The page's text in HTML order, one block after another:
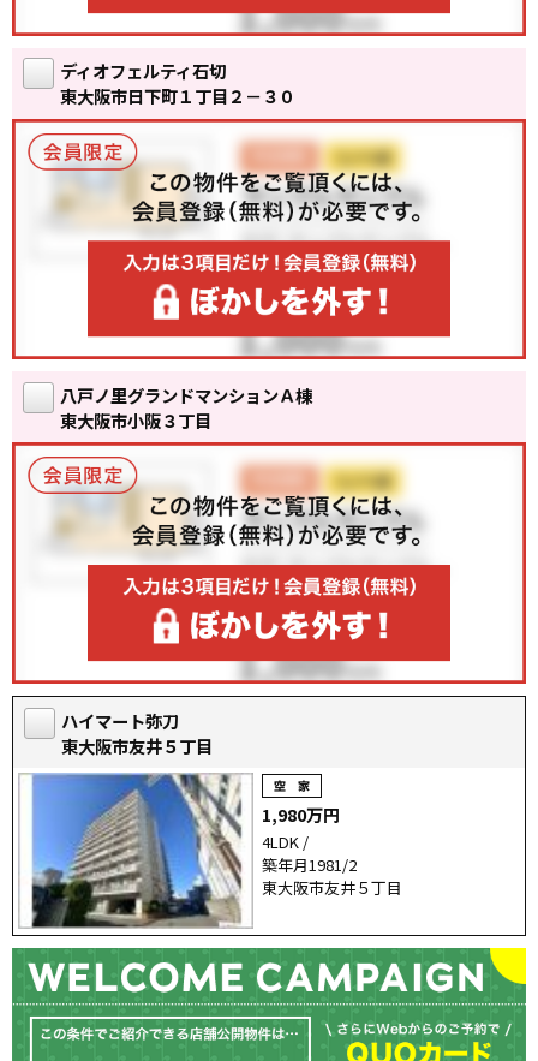
ディオフェルティ石切
東大阪市日下町１丁目２－３０
八戸ノ里グランドマンションＡ棟
東大阪市小阪３丁目
ハイマート弥刀
東大阪市友井５丁目
1,980万円
4LDK /
築年月1981/2
東大阪市友井５丁目